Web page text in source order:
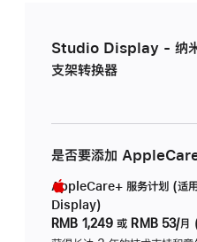
Studio Display - 纳
支架转换器
是否要添加
AppleCare+ 服务计划 (适
Display)
RMB 1,249 或 RMB 53/月